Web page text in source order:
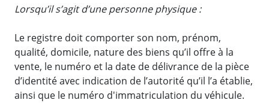
Lorsqu’il s’agit d’une personne physique :
Le registre doit comporter son nom, prénom,
qualité, domicile, nature des biens qu’il offre à la
vente, le numéro et la date de délivrance de la pièce
d’identité avec indication de l’autorité qu’il l’a établie,
ainsi que le numéro d'immatriculation du véhicule.